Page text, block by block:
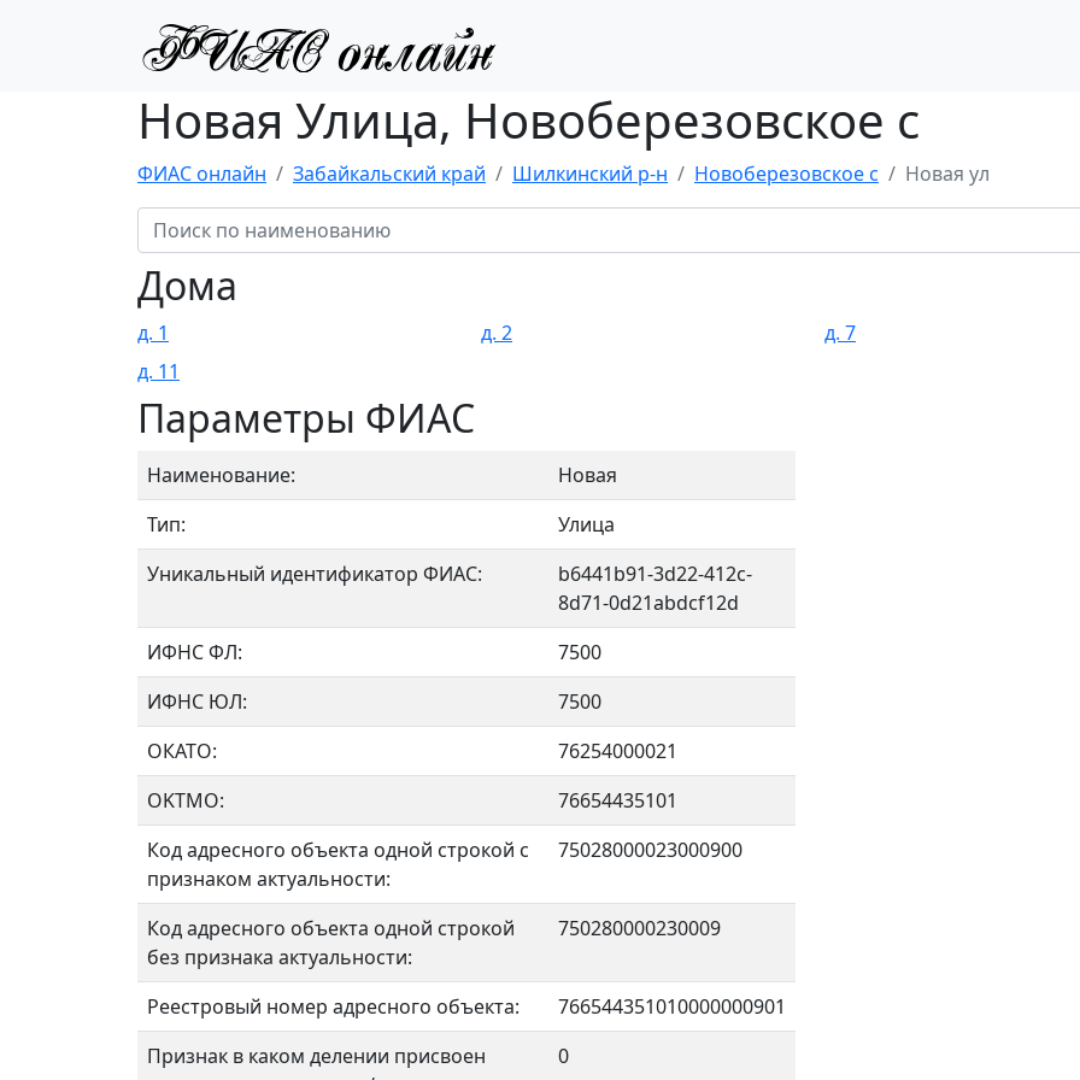
Новая Улица, Новоберезовское с
ФИАС онлайн Забайкальский край Шилкинский р-н Новоберезовское с Новая ул
Дома
д. 1 д. 2
д. 7
д. 11
Параметры ФИАС
Наименование:
Новая
Тип:
Улица
Уникальный идентификатор ФИАС:
b6441b91-3d22-412c-
8d71-0d21abdcf12d
ИФНС ФЛ:
7500
ИФНС ЮЛ:
7500
ОКАТО:
76254000021
OKTMO:
76654435101
Код адресного объекта одной строкой с
признаком актуальности:
75028000023000900
Код адресного объекта одной строкой
без признака актуальности:
750280000230009
Реестровый номер адресного объекта:
766544351010000000901
Признак в каком делении присвоен
0